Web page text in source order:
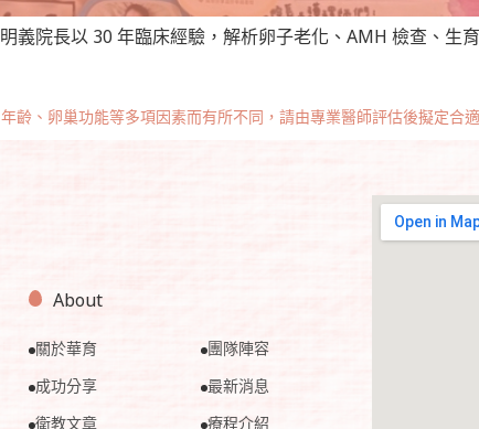
院長以 30 年臨床經驗，解析卵子老化、AMH 檢查、生
、卵巢功能等多項因素而有所不同，請由專業醫師評估後擬定合適
About
關於華育
團隊陣容
成功分享
最新消息
衛教文章
療程介紹